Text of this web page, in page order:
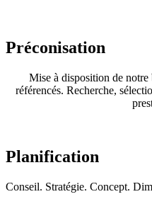
Préconisation
Mise à disposition de notre
référencés. Recherche,
Planification
Conseil. Stratégie. Concept.